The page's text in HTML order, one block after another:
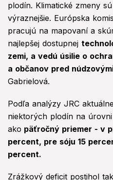
plodín. Klimatické zmeny
výraznejšie. Európska
pracujú na mapovaní a
najlepšej dostupnej
zemi, a vedú úsilie o
a občanov pred
Gabrielová.
Podľa analýzy JRC
niektorých plodín na
ako päťročný priemer - v
percent, pre sóju 15
percent.
Zrážkový deficit postihol